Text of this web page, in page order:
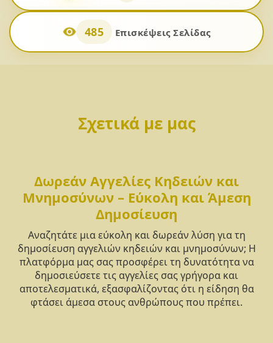
485 Επισκέψεις Σελίδας
Σχετικά με μας
Δωρεάν Αγγελίες Κηδειών και
Μνημοσύνων – Εύκολη και Άμεση
Δημοσίευση
Αναζητάτε μια εύκολη και δωρεάν λύση για τη
δημοσίευση αγγελιών κηδειών και μνημοσύνων; Η
πλατφόρμα μας σας προσφέρει τη δυνατότητα να
δημοσιεύσετε τις αγγελίες σας γρήγορα και
αποτελεσματικά, εξασφαλίζοντας ότι η είδηση θα
φτάσει άμεσα στους ανθρώπους που πρέπει.